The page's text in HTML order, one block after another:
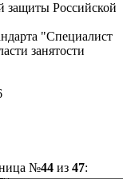
защиты Российской
"Специалист
занятости
№44из 47: